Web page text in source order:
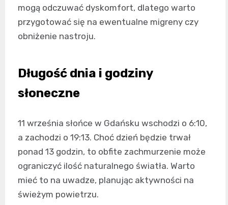
mogą odczuwać dyskomfort, dlatego warto
przygotować się na ewentualne migreny czy
obniżenie nastroju.
Długość dnia i godziny
słoneczne
11 września słońce w Gdańsku wschodzi o 6:10,
a zachodzi o 19:13. Choć dzień będzie trwał
ponad 13 godzin, to obfite zachmurzenie może
ograniczyć ilość naturalnego światła. Warto
mieć to na uwadze, planując aktywności na
świeżym powietrzu.